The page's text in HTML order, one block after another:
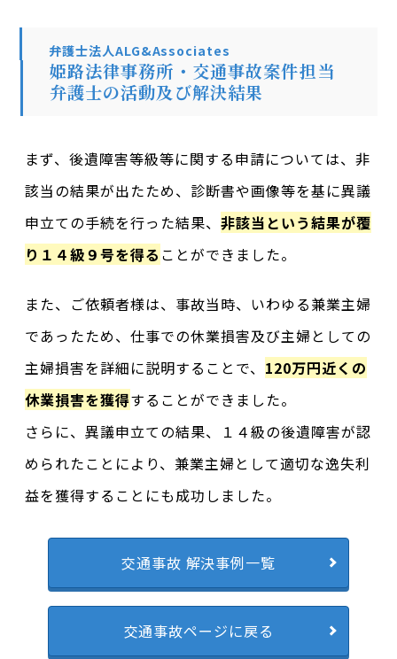
弁護士法人ALG&Associates
姫路法律事務所・交通事故案件担当
弁護士の活動及び解決結果
まず、後遺障害等級等に関する申請については、非
該当の結果が出たため、診断書や画像等を基に異議
申立ての手続を行った結果、 非該当という結果が覆
り１４級９号を得る ことができました。
また、ご依頼者様は、事故当時、いわゆる兼業主婦
であったため、仕事での休業損害及び主婦としての
主婦損害を詳細に説明することで、 120万円近くの
休業損害を獲得することができました。
さらに、異議申立ての結果、１４級の後遺障害が認
められたことにより、兼業主婦として適切な逸失利
益を獲得することにも成功しました。
交通事故 解決事例一覧
交通事故ページに戻る